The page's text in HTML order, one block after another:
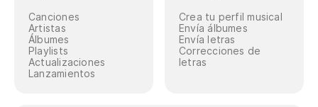
Canciones
Artistas
Álbumes
Playlists
Actualizaciones
Lanzamientos
Crea tu perfil musical
Envía álbumes
Envía letras
Correcciones de
letras